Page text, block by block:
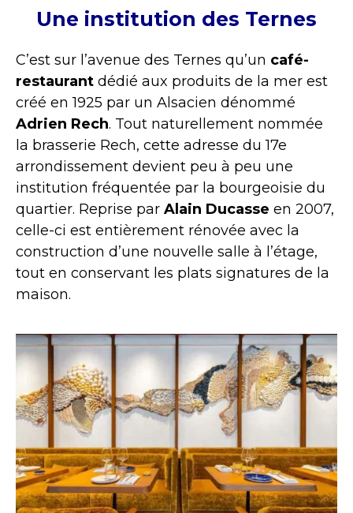
Une institution des Ternes
C’est sur l’avenue des Ternes qu’un café-
restaurant dédié aux produits de la mer est
créé en 1925 par un Alsacien dénommé
Adrien Rech. Tout naturellement nommée
la brasserie Rech, cette adresse du 17e
arrondissement devient peu à peu une
institution fréquentée par la bourgeoisie du
quartier. Reprise par Alain Ducasse en 2007,
celle-ci est entièrement rénovée avec la
construction d’une nouvelle salle à l’étage,
tout en conservant les plats signatures de la
maison.